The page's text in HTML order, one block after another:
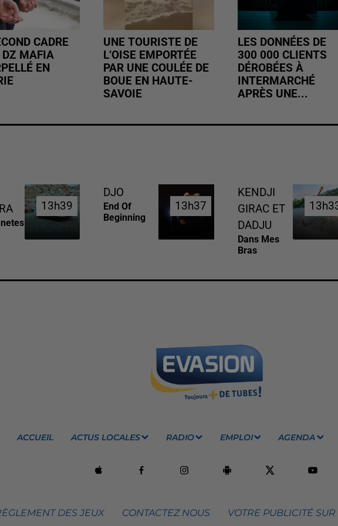
CADRE
DZ MAFIA
EN
UNE TOURISTE DE
L’OISE EMPORTÉE
PAR UNE COULÉE DE
BOUE EN HAUTE-
SAVOIE
LES DONNÉES DE
300 000 CLIENTS
DÉROBÉES À
INTERMARCHÉ
APRÈS UNE...
13h39
13h39
DJO
End Of
Beginning
13h37
13h37
KENDJI
GIRAC ET
DADJU
Dans Mes
Bras
ACCUEIL ACTUS LOCALES RADIO EMPLOI AGENDA
DES JEUX CONTACTEZ NOUS VOTRE PUBLICITÉ